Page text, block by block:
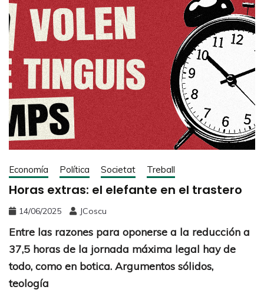
Economía Política Societat Treball
Horas extras: el elefante en el trastero
14/06/2025 JCoscu
Entre las razones para oponerse a la reducción a
37,5 horas de la jornada máxima legal hay de
todo, como en botica. Argumentos sólidos,
teología